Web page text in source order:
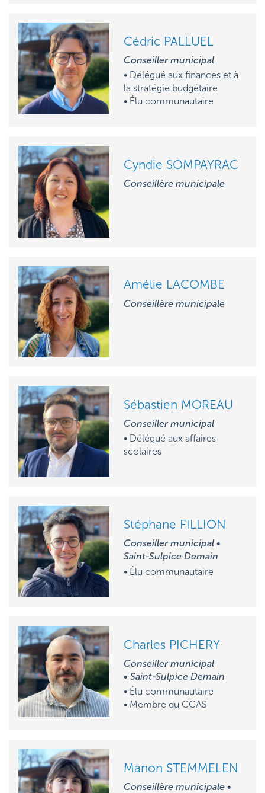
Cédric PALLUEL
Conseiller municipal
• Délégué aux finances et à
la stratégie budgétaire
• Élu communautaire
Cyndie SOMPAYRAC
Conseillère municipale
Amélie LACOMBE
Conseillère municipale
Sébastien MOREAU
Conseiller municipal
• Délégué aux affaires
scolaires
Stéphane FILLION
Conseiller municipal •
Saint-Sulpice Demain
• Élu communautaire
Charles PICHERY
Conseiller municipal
• Saint-Sulpice Demain
• Élu communautaire
• Membre du CCAS
Manon STEMMELEN
Conseillère municipale •